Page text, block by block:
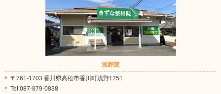
浅野院
〒761-1703 香川県高松市香川町浅野1251
Tel.087-879-0838